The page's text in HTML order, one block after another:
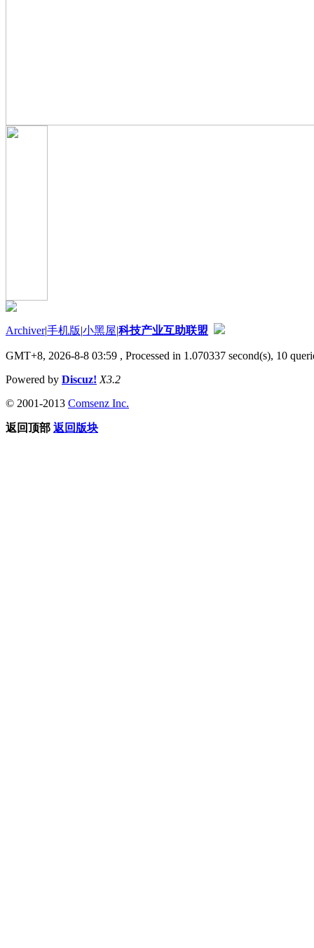
Archiver|手机版|小黑屋|科技产业互助联盟
GMT+8, 2026-8-8 03:59 , Processed in 1.070337 second(s), 10
Powered by Discuz! X3.2
© 2001-2013 Comsenz Inc.
返回顶部 返回版块